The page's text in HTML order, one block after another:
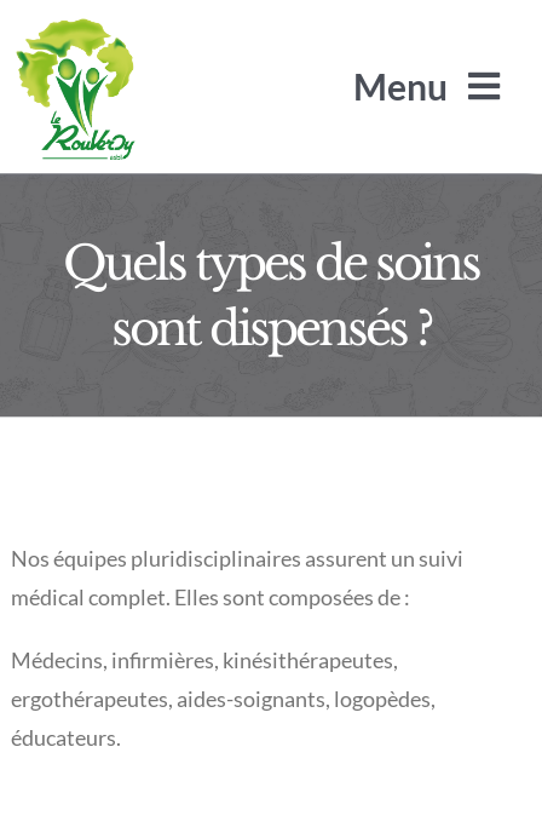
Passer
au
contenu
Menu
L’Arbre de Jade
Les Arilles
L’actualité du Rouveroy
Quels types de soins
sont dispensés ?
Nos équipes pluridisciplinaires assurent un suivi
médical complet. Elles sont composées de :
Médecins, infirmières, kinésithérapeutes,
ergothérapeutes, aides-soignants, logopèdes,
éducateurs.